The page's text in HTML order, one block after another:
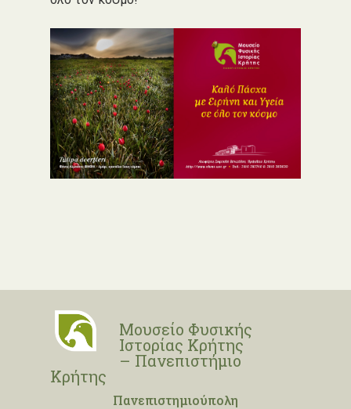
Μουσείο Φυσικής
Ιστορίας Κρήτης
– Πανεπιστήμιο
Κρήτης
Πανεπιστημιούπολη